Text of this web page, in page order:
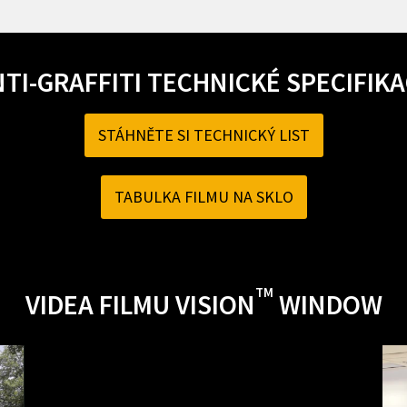
GRAFFITI TECHNICKÉ
STÁHNĚTE SI TECHNICKÝ LIST
TABULKA FILMU NA SKLO
VIDEA FILMU VISION TM WINDOW